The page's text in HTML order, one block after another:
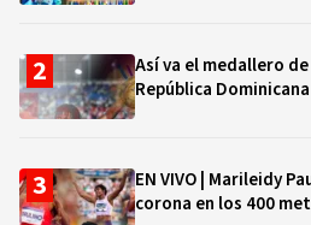
Así va el medallero
República
EN VIVO | Marileidy
corona en los 400